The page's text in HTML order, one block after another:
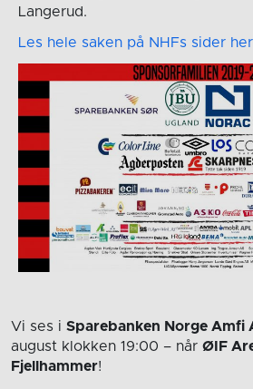
Langerud.
Les hele saken på NHFs sider her
Vi ses i Sparebanken Norge Amfi
august klokken 19:00 – når ØIF
Fjellhammer!